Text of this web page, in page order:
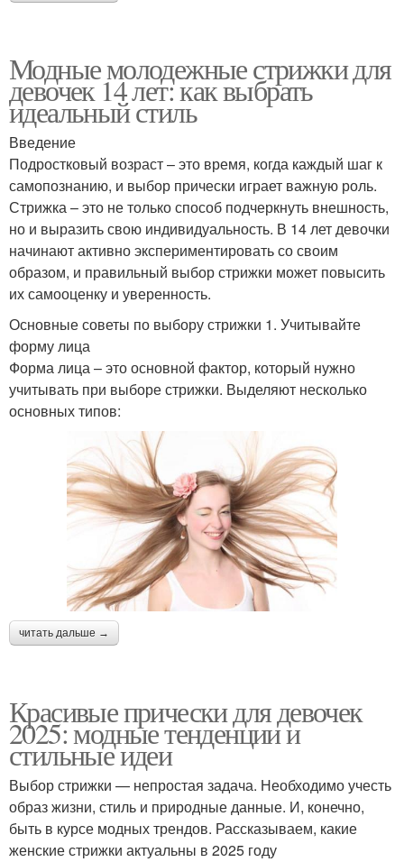
Модные молодежные стрижки для
девочек 14 лет: как выбрать
идеальный стиль
Введение
Подростковый возраст – это время, когда каждый шаг к
самопознанию, и выбор прически играет важную роль.
Стрижка – это не только способ подчеркнуть внешность,
но и выразить свою индивидуальность. В 14 лет девочки
начинают активно экспериментировать со своим
образом, и правильный выбор стрижки может повысить
их самооценку и уверенность.
Основные советы по выбору стрижки 1. Учитывайте
форму лица
Форма лица – это основной фактор, который нужно
учитывать при выборе стрижки. Выделяют несколько
основных типов:
читать дальше →
Красивые прически для девочек
2025: модные тенденции и
стильные идеи
Выбор стрижки — непростая задача. Необходимо учесть
образ жизни, стиль и природные данные. И, конечно,
быть в курсе модных трендов. Рассказываем, какие
женские стрижки актуальны в 2025 году